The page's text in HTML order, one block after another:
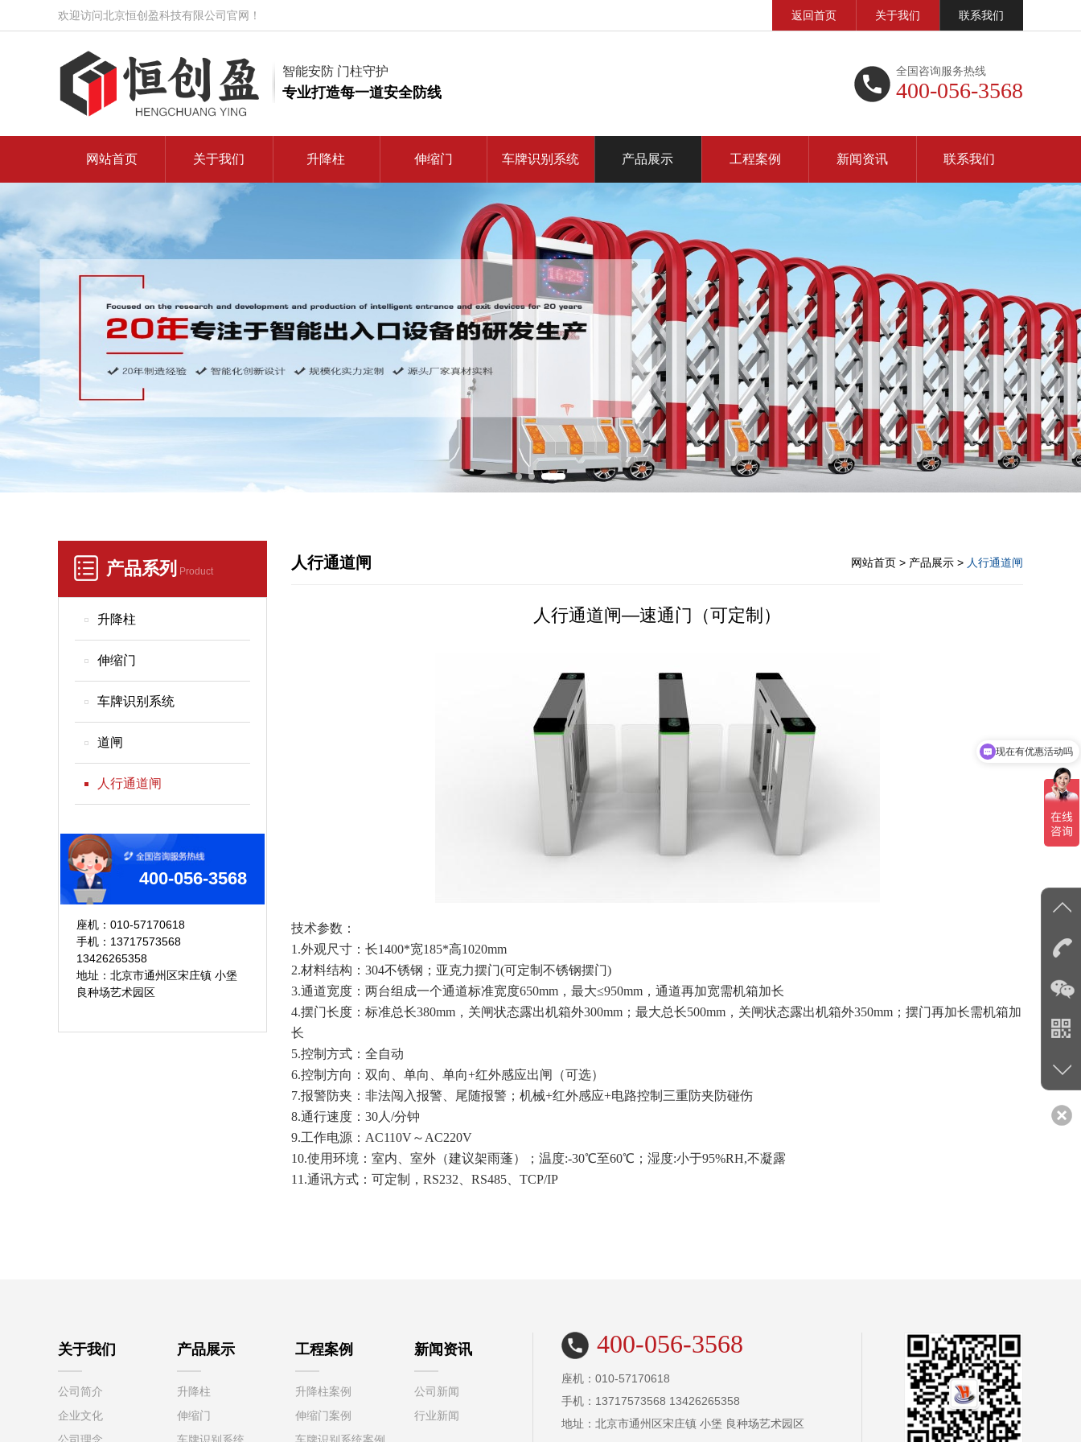
欢迎访问北京恒创盈科技有限公司官网！ 返回首页 关于我们 联系我们
智能安防 门柱守护
专业打造每一道安全防线
全国咨询服务热线
400-056-3568
网站首页 关于我们 升降柱 伸缩门 车牌识别系统 产品展示 工程案例 新闻资讯 联系我们
产品系列 Product
升降柱
伸缩门
车牌识别系统
道闸
人行通道闸
400-056-3568
座机：010-57170618
手机：13717573568
13426265358
地址：北京市通州区宋庄镇 小堡
良种场艺术园区
人行通道闸 网站首页 > 产品展示 > 人行通道闸
人行通道闸—速通门（可定制）
技术参数：
1.外观尺寸：长1400*宽185*高1020mm
2.材料结构：304不锈钢；亚克力摆门(可定制不锈钢摆门)
3.通道宽度：两台组成一个通道标准宽度650mm，最大≤950mm，通道再加宽需机箱加长
4.摆门长度：标准总长380mm，关闸状态露出机箱外300mm；最大总长500mm，关闸状态露出机箱外350mm；摆门再加长需机箱加
长
5.控制方式：全自动
6.控制方向：双向、单向、单向+红外感应出闸（可选）
7.报警防夹：非法闯入报警、尾随报警；机械+红外感应+电路控制三重防夹防碰伤
8.通行速度：30人/分钟
9.工作电源：AC110V～AC220V
10.使用环境：室内、室外（建议架雨蓬）；温度:-30℃至60℃；湿度:小于95%RH,不凝露
11.通讯方式：可定制，RS232、RS485、TCP/IP
关于我们
公司简介
企业文化
产品展示
升降柱
伸缩门
工程案例
升降柱案例
伸缩门案例
新闻资讯
公司新闻
行业新闻
400-056-3568
座机：010-57170618
手机：13717573568 13426265358
地址：北京市通州区宋庄镇 小堡 良种场艺术园区
现在有优惠活动吗